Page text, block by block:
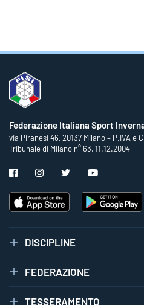
Federazione Italiana Sport
via Piranesi 46, 20137 Milano – P.IVA e
Tribunale di Milano n° 63, 11.12.2004
DISCIPLINE
FEDERAZIONE
TESSERAMENTO